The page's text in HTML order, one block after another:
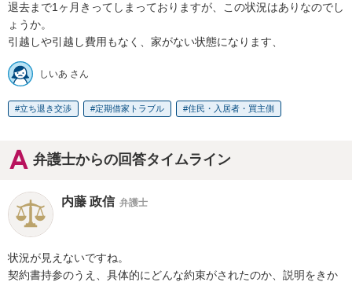
退去まで1ヶ月きってしまっておりますが、この状況はありなのでし
ょうか。
引越しや引越し費用もなく、家がない状態になります、
しいあ さん
立ち退き交渉 定期借家トラブル 住民・入居者・買主側
弁護士からの回答タイムライン
内藤 政信 弁護士
状況が見えないですね。
契約書持参のうえ、具体的にどんな約束がされたのか、説明をきか